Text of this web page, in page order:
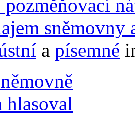
pozměňovací
a písemné
hlasoval